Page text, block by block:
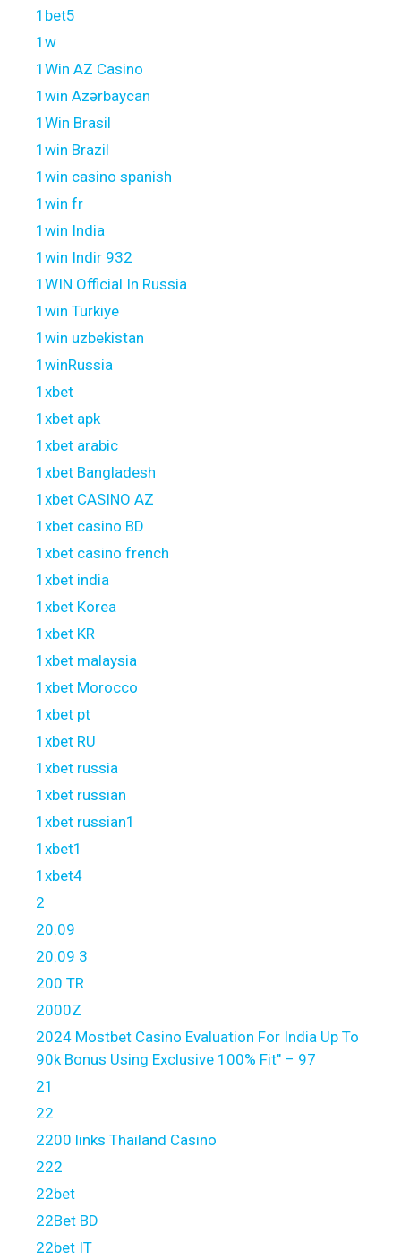
1bet5
1w
1Win AZ Casino
1win Azərbaycan
1Win Brasil
1win Brazil
1win casino spanish
1win fr
1win India
1win Indir 932
1WIN Official In Russia
1win Turkiye
1win uzbekistan
1winRussia
1xbet
1xbet apk
1xbet arabic
1xbet Bangladesh
1xbet CASINO AZ
1xbet casino BD
1xbet casino french
1xbet india
1xbet Korea
1xbet KR
1xbet malaysia
1xbet Morocco
1xbet pt
1xbet RU
1xbet russia
1xbet russian
1xbet russian1
1xbet1
1xbet4
2
20.09
20.09 3
200 TR
2000Z
2024 Mostbet Casino Evaluation For India Up To
90k Bonus Using Exclusive 100% Fit" – 97
21
22
2200 links Thailand Casino
222
22bet
22Bet BD
22bet IT